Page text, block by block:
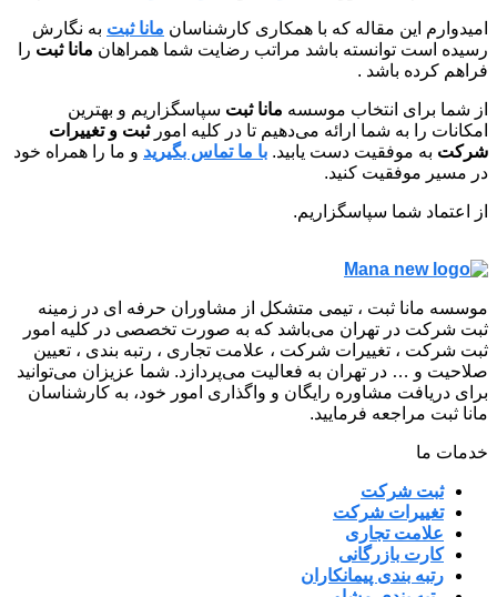
امیدوارم این مقاله که با همکاری کارشناسان مانا ثبت به نگارش
رسیده است توانسته باشد مراتب رضایت شما همراهان مانا ثبت را
فراهم کرده باشد .
از شما برای انتخاب موسسه مانا ثبت سپاسگزاریم و بهترین
امکانات را به شما ارائه می‌دهیم تا در کلیه امورثبت و تغییرات
شرکت به موفقیت دست یابید. با ما تماس بگیرید و ما را همراه خود
در مسیر موفقیت کنید.
از اعتماد شما سپاسگزاریم.
موسسه مانا ثبت ، تیمی متشکل از مشاوران حرفه ای در زمینه
ثبت شرکت در تهران می‌باشد که به صورت تخصصی در کلیه امور
ثبت شرکت ، تغییرات شرکت ، علامت تجاری ، رتبه بندی ، تعیین
صلاحیت و … در تهران به فعالیت می‌پردازد. شما عزیزان می‌توانید
برای دریافت مشاوره رایگان و واگذاری امور خود، به کارشناسان
مانا ثبت مراجعه فرمایید.
خدمات ما
ثبت شرکت
تغییرات شرکت
علامت تجاری
کارت بازرگانی
رتبه بندی پیمانکاران